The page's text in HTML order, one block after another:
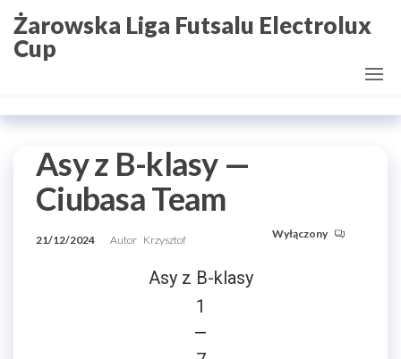
Przejdź
do
treści
Żarowska Liga Futsalu Electrolux
Cup
Asy z B-klasy —
Ciubasa Team
21/12/2024 Autor Krzysztof Wyłączony
Asy z B-klasy
1
—